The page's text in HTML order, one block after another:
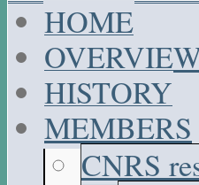
HOME
HISTORY
MEMBERS
CNRS